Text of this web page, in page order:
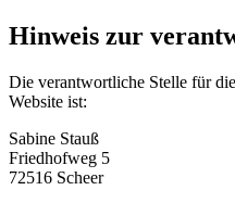
Hinweis zur
Die verantwortliche Stelle für
Website ist:
Sabine Stauß
Friedhofweg 5
72516 Scheer